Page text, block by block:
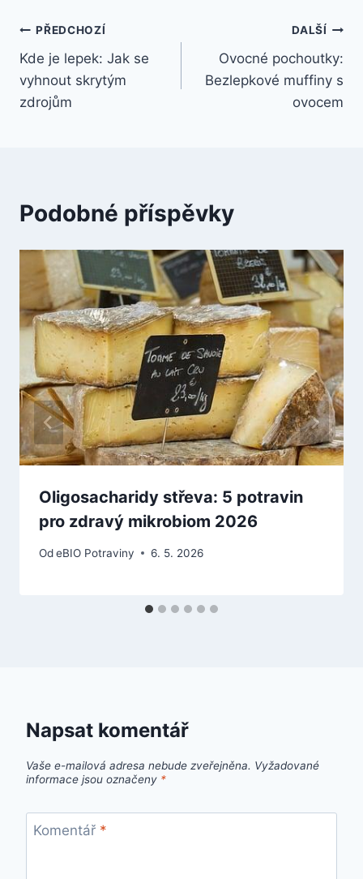
Navigace
pro
příspěvek
PŘEDCHOZÍ
Kde je lepek: Jak se
vyhnout skrytým
zdrojům
DALŠÍ
Ovocné pochoutky:
Bezlepkové muffiny s
ovocem
Podobné příspěvky
Oligosacharidy střeva: 5 potravin
pro zdravý mikrobiom 2026
OdeBIO Potraviny 6. 5. 2026
Napsat komentář
Vaše e-mailová adresa nebude zveřejněna. Vyžadované
informace jsou označeny *
Komentář *